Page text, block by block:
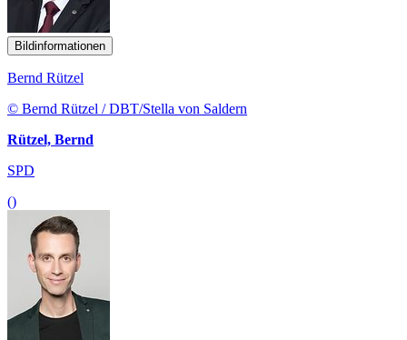
Bildinformationen
Bernd Rützel
© Bernd Rützel / DBT/Stella von Saldern
Rützel, Bernd
SPD
()